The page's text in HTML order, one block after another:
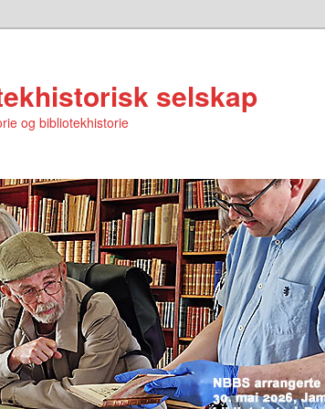
selskap
og bibliotekhistorie